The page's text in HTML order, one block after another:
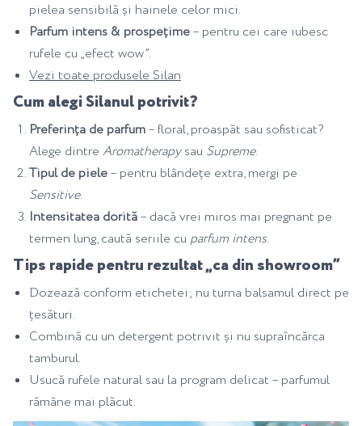
pielea sensibilă și hainele celor mici.
Parfum intens & prospețime– pentru cei care iubesc
rufele cu „efect wow”.
Vezi toate produsele Silan
Cum alegi Silanul potrivit?
Preferința de parfum– floral, proaspăt sau sofisticat?
Alege dintre Aromatherapysau Supreme.
Tipul de piele– pentru blândețe extra, mergi pe
Sensitive.
Intensitatea dorită– dacă vrei miros mai pregnant pe
termen lung, caută seriile cu parfum intens.
Tips rapide pentru rezultat „ca din showroom”
Dozează conform etichetei; nu turna balsamul direct pe
țesături.
Combină cu un detergent potrivit și nu supraîncărca
tamburul.
Usucă rufele natural sau la program delicat – parfumul
rămâne mai plăcut.